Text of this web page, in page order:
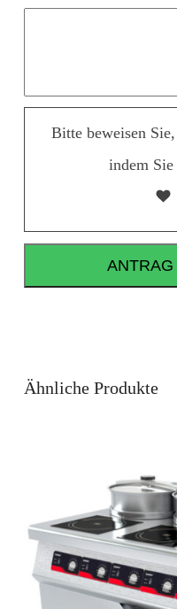
Bitte beweisen
indem
Ähnliche Produkte